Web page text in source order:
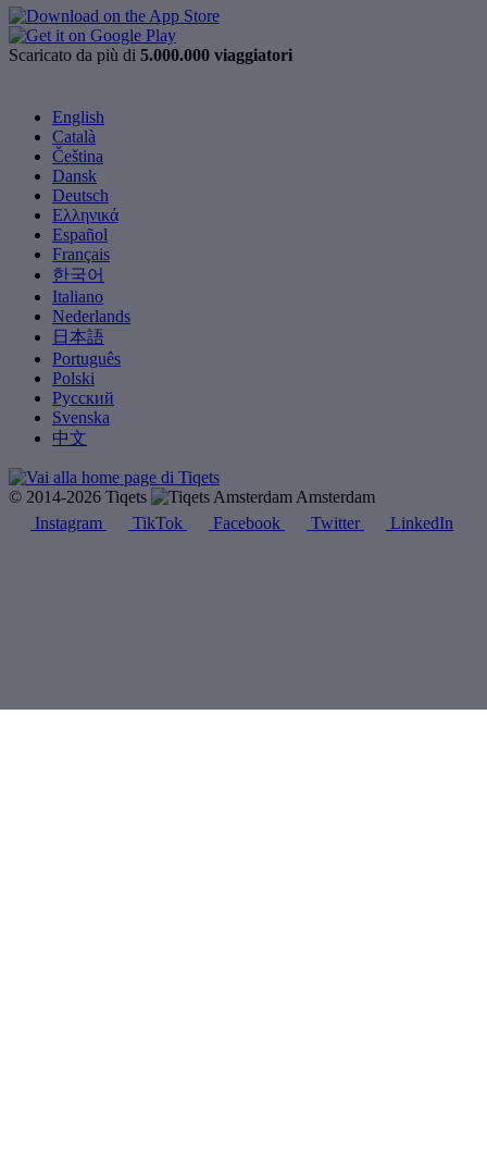
Scaricato da più di 5.000.000 viaggiatori
English
Català
Čeština
Dansk
Deutsch
Ελληνικά
Español
Français
한국어
Italiano
Nederlands
日本語
Português
Polski
Русский
Svenska
中文
© 2014-2026 Tiqets
Amsterdam
Instagram
TikTok Facebook Twitter LinkedIn